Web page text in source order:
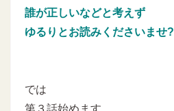
誰が正しいなどと考えず
ゆるりとお読みくださいませ?
では
第３話始めます